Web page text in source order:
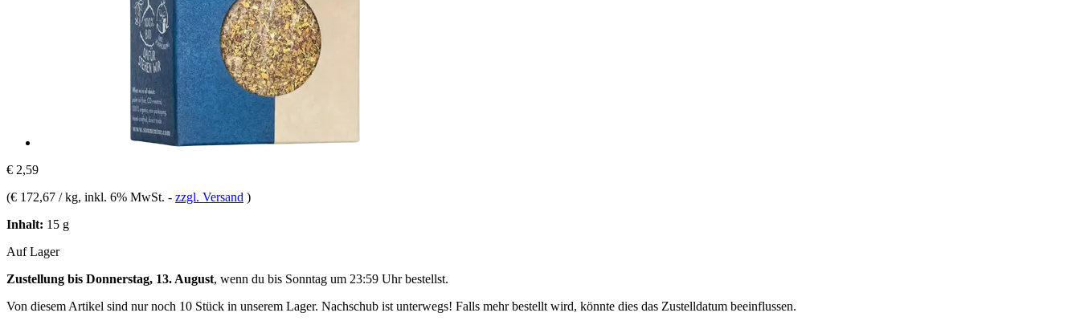
€ 2,59
(€ 172,67 / kg, inkl. 6% MwSt. - zzgl. Versand )
Inhalt: 15 g
Auf Lager
Zustellung bis Donnerstag, 13. August, wenn du bis Sonntag um 23:59 Uhrbestellst.
Von diesem Artikel sind nur noch 10 Stück in unserem Lager. Nachschub ist unterwegs! Falls mehr bestellt wird, könnte dies das Zustelldatum beeinflussen.